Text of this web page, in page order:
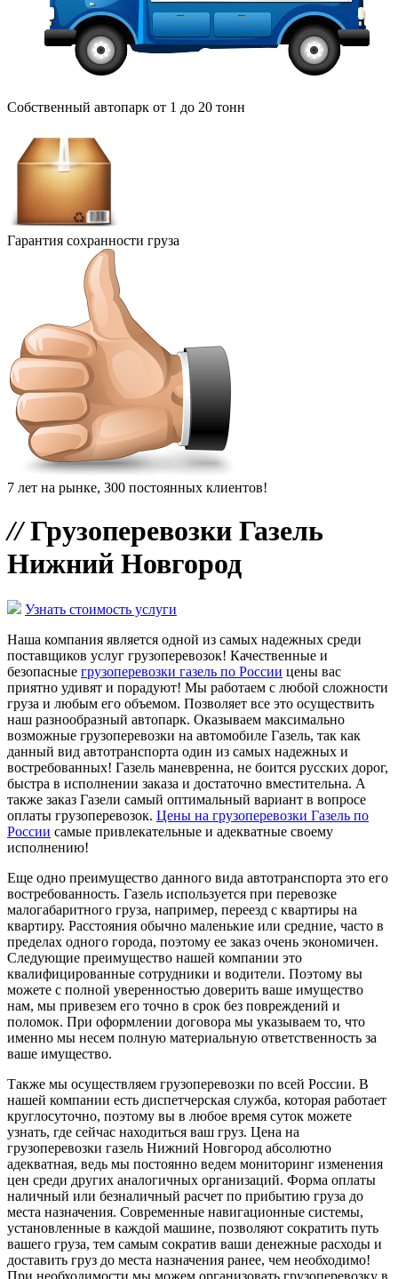
Собственный автопарк от 1 до 20 тонн
Гарантия сохранности груза
7 лет на рынке, 300 постоянных клиентов!
//Грузоперевозки Газель
Нижний Новгород
Узнать стоимость услуги
Наша компания является одной из самых надежных среди
поставщиков услуг грузоперевозок! Качественные и
безопасные грузоперевозки газель по России цены вас
приятно удивят и порадуют! Мы работаем с любой сложности
груза и любым его объемом. Позволяет все это осуществить
наш разнообразный автопарк. Оказываем максимально
возможные грузоперевозки на автомобиле Газель, так как
данный вид автотранспорта один из самых надежных и
востребованных! Газель маневренна, не боится русских дорог,
быстра в исполнении заказа и достаточно вместительна. А
также заказ Газели самый оптимальный вариант в вопросе
оплаты грузоперевозок. Цены на грузоперевозки Газель по
России самые привлекательные и адекватные своему
исполнению!
Еще одно преимущество данного вида автотранспорта это его
востребованность. Газель используется при перевозке
малогабаритного груза, например, переезд с квартиры на
квартиру. Расстояния обычно маленькие или средние, часто в
пределах одного города, поэтому ее заказ очень экономичен.
Следующие преимущество нашей компании это
квалифицированные сотрудники и водители. Поэтому вы
можете с полной уверенностью доверить ваше имущество
нам, мы привезем его точно в срок без повреждений и
поломок. При оформлении договора мы указываем то, что
именно мы несем полную материальную ответственность за
ваше имущество.
Также мы осуществляем грузоперевозки по всей России. В
нашей компании есть диспетчерская служба, которая работает
круглосуточно, поэтому вы в любое время суток можете
узнать, где сейчас находиться ваш груз. Цена на
грузоперевозки газель Нижний Новгород абсолютно
адекватная, ведь мы постоянно ведем мониторинг изменения
цен среди других аналогичных организаций. Форма оплаты
наличный или безналичный расчет по прибытию груза до
места назначения. Современные навигационные системы,
установленные в каждой машине, позволяют сократить путь
вашего груза, тем самым сократив ваши денежные расходы и
доставить груз до места назначения ранее, чем необходимо!
При необходимости мы можем организовать грузоперевозку в